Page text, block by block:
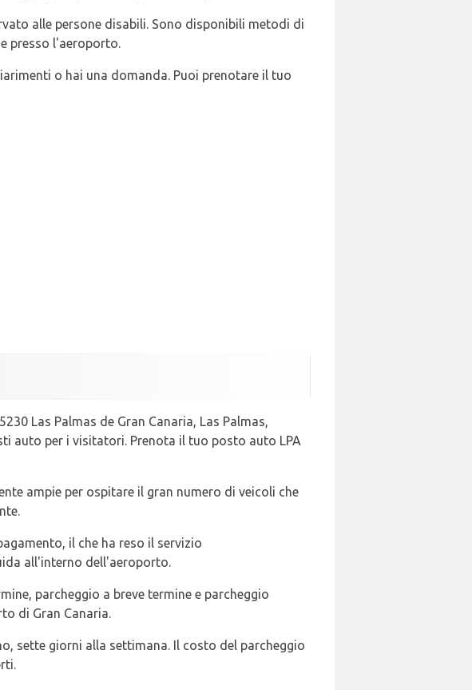
alle persone disabili. Sono disponibili metodi di
presso l'aeroporto.
o hai una domanda. Puoi prenotare il tuo
Las Palmas de Gran Canaria, Las Palmas,
auto per i visitatori. Prenota il tuo posto auto LPA
ampie per ospitare il gran numero di veicoli che
il che ha reso il servizio
all'interno dell'aeroporto.
parcheggio a breve termine e parcheggio
di Gran Canaria.
sette giorni alla settimana. Il costo del parcheggio